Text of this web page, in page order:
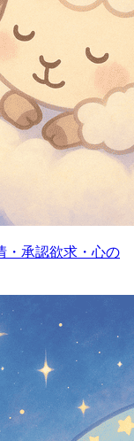
・承認欲求・心の